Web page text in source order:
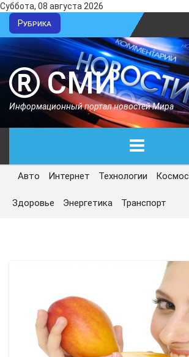
Суббота, 08 августа 2026
Рубрика
СМИ
Информационный портал новостей Мира
ГЛАВНАЯ
СЕГОДНЯ
КУЛЬТУРА
СПОРТ
Авто Интернет Технологии Космос
Здоровье Энергетика Транспорт